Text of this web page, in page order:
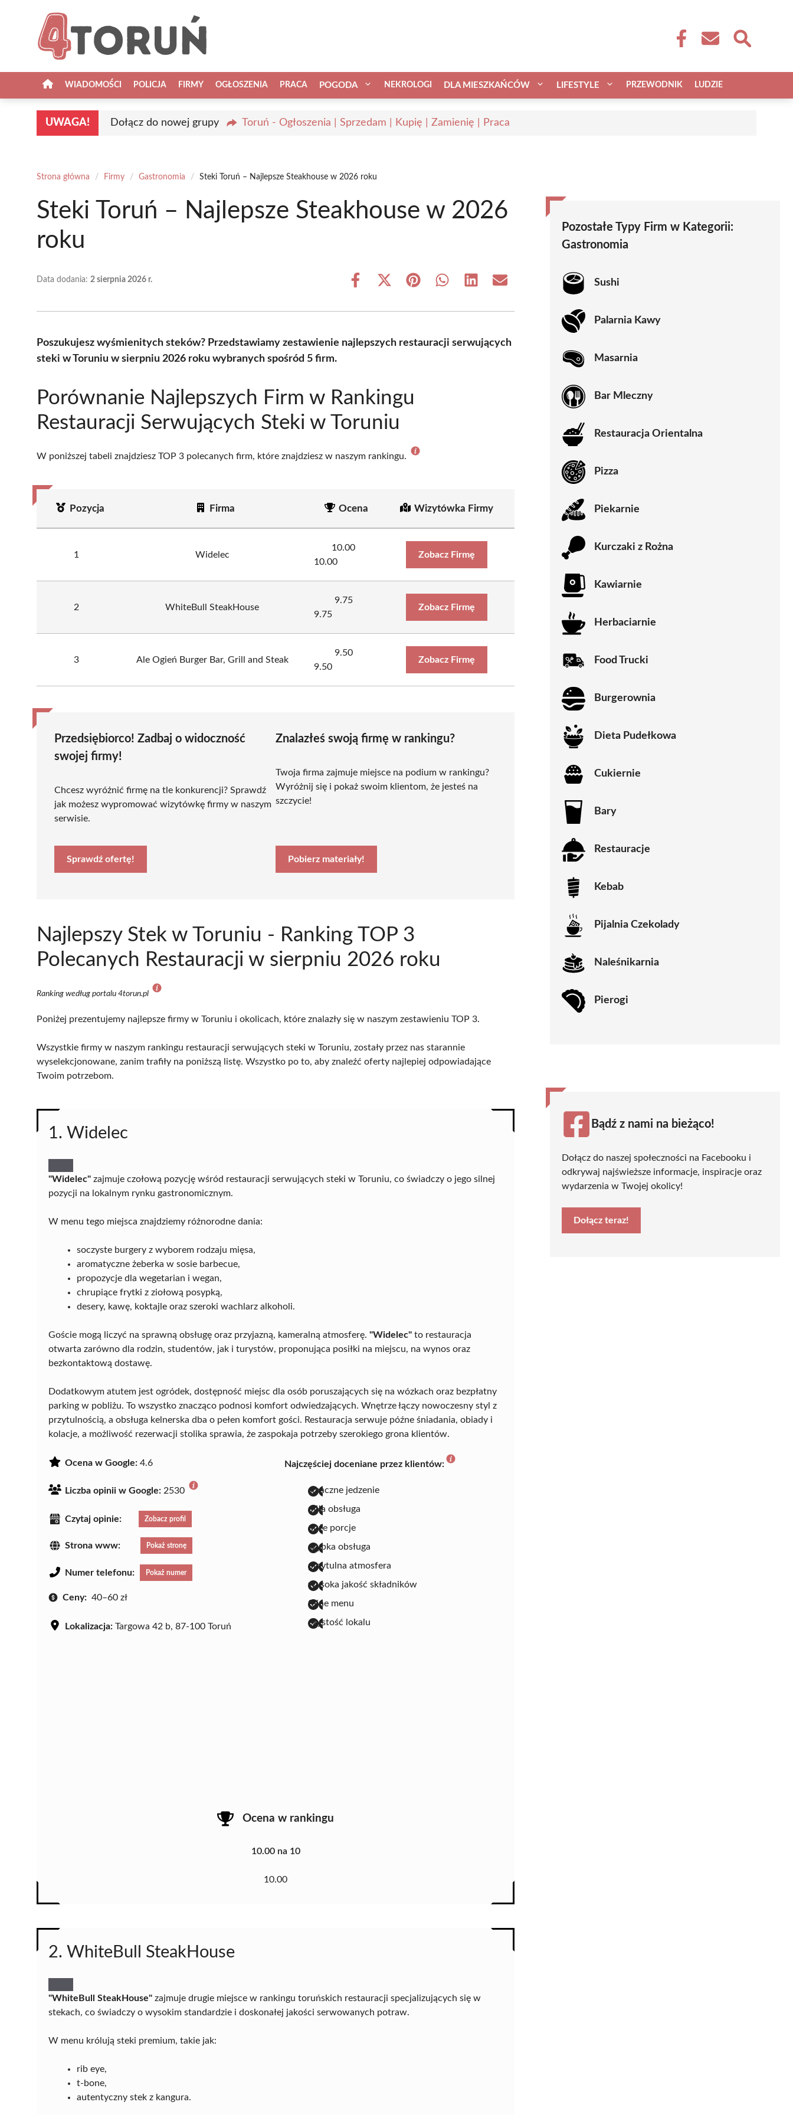
WIADOMOŚCI POLICJA FIRMY OGŁOSZENIA PRACA POGODA NEKROLOGI DLA MIESZKAŃCÓW LIFESTYLE PRZEWODNIK LUDZIE
UWAGA! Dołącz do nowej grupy Toruń - Ogłoszenia | Sprzedam | Kupię | Zamienię | Praca
Strona główna / Firmy / Gastronomia / Steki Toruń – Najlepsze Steakhouse w 2026 roku
Steki Toruń – Najlepsze Steakhouse w 2026
roku
Data dodania: 2 sierpnia 2026 r.
Share
Share
(Twitter)
Share Share Share Share
Poszukujesz wyśmienitych steków? Przedstawiamy zestawienie najlepszych restauracji serwujących
steki w Toruniu w sierpniu 2026 roku wybranych spośród 5 firm.
Porównanie Najlepszych Firm w Rankingu
Restauracji Serwujących Steki w Toruniu
W poniższej tabeli znajdziesz TOP 3 polecanych firm, które znajdziesz w naszym rankingu.
Pozycja Firma Ocena Wizytówka Firmy
1 Widelec
10.00
10.00
Zobacz Firmę
2 WhiteBull SteakHouse
9.75
9.75
Zobacz Firmę
3 Ale Ogień Burger Bar, Grill and Steak
9.50
9.50
Zobacz Firmę
Przedsiębiorco! Zadbaj o widoczność
swojej firmy!
Chcesz wyróżnić firmę na tle konkurencji? Sprawdź
jak możesz wypromować wizytówkę firmy w naszym
serwisie.
Sprawdź ofertę!
Znalazłeś swoją firmę w rankingu?
Twoja firma zajmuje miejsce na podium w rankingu?
Wyróżnij się i pokaż swoim klientom, że jesteś na
szczycie!
Pobierz materiały!
Najlepszy Stek w Toruniu - Ranking TOP 3
Polecanych Restauracji w sierpniu 2026 roku
Ranking według portalu 4torun.pl
Poniżej prezentujemy najlepsze firmy w Toruniu i okolicach, które znalazły się w naszym zestawieniu TOP 3.
Wszystkie firmy w naszym rankingu restauracji serwujących steki w Toruniu, zostały przez nas starannie
wyselekcjonowane, zanim trafiły na poniższą listę. Wszystko po to, aby znaleźć oferty najlepiej odpowiadające
Twoim potrzebom.
1. Widelec
"Widelec" zajmuje czołową pozycję wśród restauracji serwujących steki w Toruniu, co świadczy o jego silnej
pozycji na lokalnym rynku gastronomicznym.
W menu tego miejsca znajdziemy różnorodne dania:
soczyste burgery z wyborem rodzaju mięsa,
aromatyczne żeberka w sosie barbecue,
propozycje dla wegetarian i wegan,
chrupiące frytki z ziołową posypką,
desery, kawę, koktajle oraz szeroki wachlarz alkoholi.
Goście mogą liczyć na sprawną obsługę oraz przyjazną, kameralną atmosferę. "Widelec" to restauracja
otwarta zarówno dla rodzin, studentów, jak i turystów, proponująca posiłki na miejscu, na wynos oraz
bezkontaktową dostawę.
Dodatkowym atutem jest ogródek, dostępność miejsc dla osób poruszających się na wózkach oraz bezpłatny
parking w pobliżu. To wszystko znacząco podnosi komfort odwiedzających. Wnętrze łączy nowoczesny styl z
przytulnością, a obsługa kelnerska dba o pełen komfort gości. Restauracja serwuje późne śniadania, obiady i
kolacje, a możliwość rezerwacji stolika sprawia, że zaspokaja potrzeby szerokiego grona klientów.
Ocena w Google: 4.6
Liczba opinii w Google: 2530
Czytaj opinie: Zobacz profil
Strona www: Pokaż stronę
Numer telefonu: Pokaż numer
Ceny: 40–60 zł
Lokalizacja: Targowa 42 b, 87-100 Toruń
Najczęściej doceniane przez klientów:
smaczne jedzenie
miła obsługa
duże porcje
szybka obsługa
przytulna atmosfera
wysoka jakość składników
fajne menu
czystość lokalu
Ocena w rankingu
10.00 na 10
10.00
2. WhiteBull SteakHouse
"WhiteBull SteakHouse" zajmuje drugie miejsce w rankingu toruńskich restauracji specjalizujących się w
stekach, co świadczy o wysokim standardzie i doskonałej jakości serwowanych potraw.
W menu królują steki premium, takie jak:
rib eye,
t-bone,
autentyczny stek z kangura.
Pozostałe Typy Firm w Kategorii:
Gastronomia
Sushi
Palarnia Kawy
Masarnia
Bar Mleczny
Restauracja Orientalna
Pizza
Piekarnie
Kurczaki z Rożna
Kawiarnie
Herbaciarnie
Food Trucki
Burgerownia
Dieta Pudełkowa
Cukiernie
Bary
Restauracje
Kebab
Pijalnia Czekolady
Naleśnikarnia
Pierogi
Bądź z nami na bieżąco!
Dołącz do naszej społeczności na Facebooku i
odkrywaj najświeższe informacje, inspiracje oraz
wydarzenia w Twojej okolicy!
Dołącz teraz!